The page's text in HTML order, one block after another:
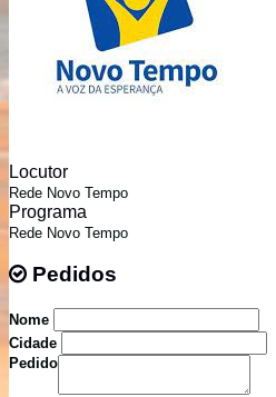
Locutor
Rede Novo Tempo
Programa
Rede Novo Tempo
Pedidos
Nome
Cidade
Pedido